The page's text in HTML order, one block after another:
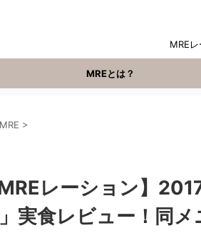
MRE
MREとは？
>
MREレーション】
実食レビュー！同